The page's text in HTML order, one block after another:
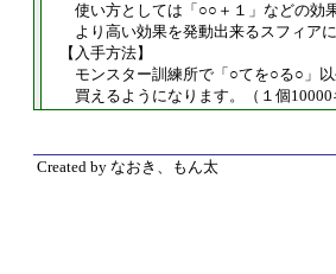
使い方としては「○○＋１」などの効果
より高い効果を発動出来るスフィアに
【入手方法】
モンスター訓練所で「○てを○る○」以
買えるようになります。（１個10000
Created by なおき、もん太